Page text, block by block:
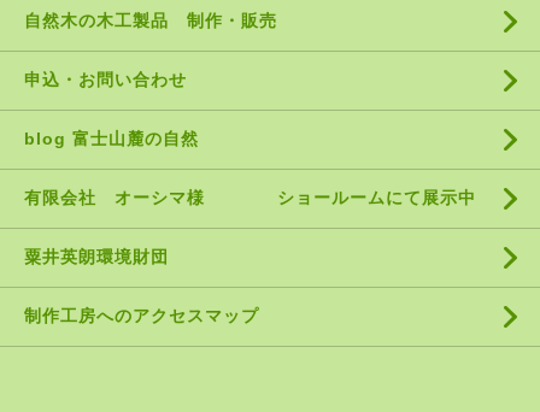
自然木の木工製品 制作・販売
申込・お問い合わせ
blog 富士山麓の自然
有限会社 オーシマ様 ショールームにて展示中
粟井英朗環境財団
制作工房へのアクセスマップ